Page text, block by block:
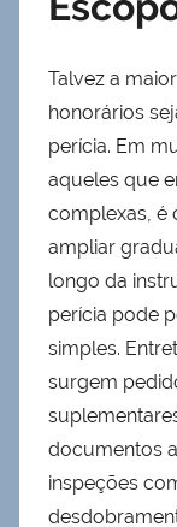
Talvez a
honorários
perícia. Em
aqueles que
complexas, é
ampliar
longo da
perícia pode
simples.
surgem
documentos
inspeções